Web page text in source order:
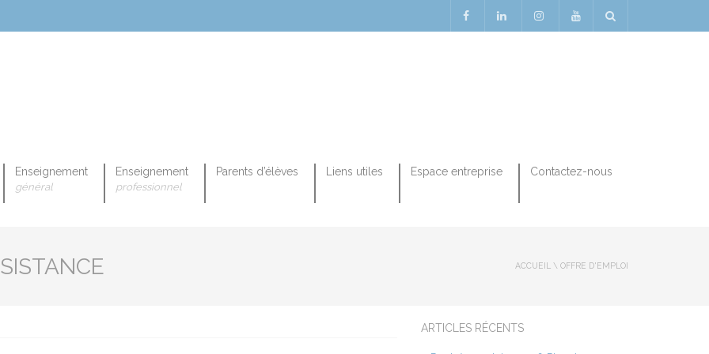
Enseignement
général
Enseignement
professionnel
Parents d’élèves Liens utiles Espace entreprise Contactez-nous
ACCUEIL \ OFFRE D'EMPLOI
ARTICLES RÉCENTS